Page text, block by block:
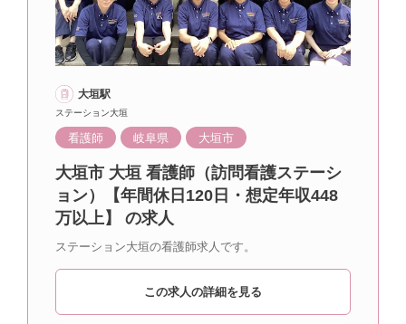
大垣駅
ステーション大垣
看護師 岐阜県 大垣市
大垣市 大垣 看護師（訪問看護ステーシ
ョン）【年間休日120日・想定年収448
万以上】 の求人
ステーション大垣の看護師求人です。
この求人の詳細を見る